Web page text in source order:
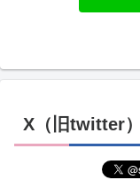
X（旧twitter